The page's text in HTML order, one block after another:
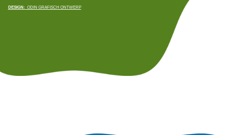
DESIGN: ODIN GRAFISCH ONTWERP